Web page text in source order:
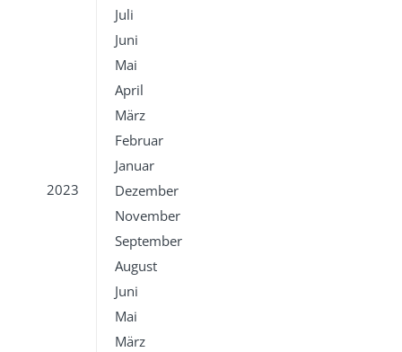
Juli
Juni
Mai
April
März
Februar
Januar
2023
Dezember
November
September
August
Juni
Mai
März